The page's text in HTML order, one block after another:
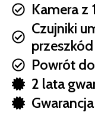
Kamera
Czujniki
przeszkód
Powrót
2 lata